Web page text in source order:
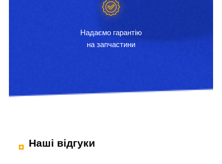
Надаємо гарантію
на запчастини
Наші відгуки